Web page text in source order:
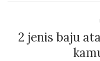
2 jenis baju